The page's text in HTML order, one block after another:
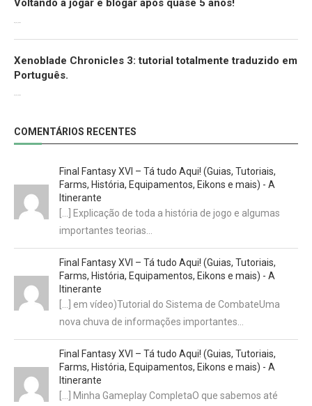
Voltando a jogar e blogar após quase 5 anos!
Xenoblade Chronicles 3: tutorial totalmente traduzido em
Português.
COMENTÁRIOS RECENTES
Final Fantasy XVI – Tá tudo Aqui! (Guias, Tutoriais,
Farms, História, Equipamentos, Eikons e mais) - A
Itinerante
[…] Explicação de toda a história de jogo e algumas
importantes teorias…
Final Fantasy XVI – Tá tudo Aqui! (Guias, Tutoriais,
Farms, História, Equipamentos, Eikons e mais) - A
Itinerante
[…] em vídeo)Tutorial do Sistema de CombateUma
nova chuva de informações importantes…
Final Fantasy XVI – Tá tudo Aqui! (Guias, Tutoriais,
Farms, História, Equipamentos, Eikons e mais) - A
Itinerante
[…] Minha Gameplay CompletaO que sabemos até